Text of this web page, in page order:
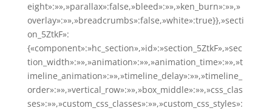
eight»:»»,»parallax»:false,»bleed»:»»,»ken_burn»:»»,»
overlay»:»»,»breadcrumbs»:false,»white»:true}},»secti
on_5ZtkF»:
{«component»:»hc_section»,»id»:»section_5ZtkF»,»sec
tion_width»:»»,»animation»:»»,»animation_time»:»»,»t
imeline_animation»:»»,»timeline_delay»:»»,»timeline_
order»:»»,»vertical_row»:»»,»box_middle»:»»,»css_clas
ses»:»»,»custom_css_classes»:»»,»custom_css_styles»: